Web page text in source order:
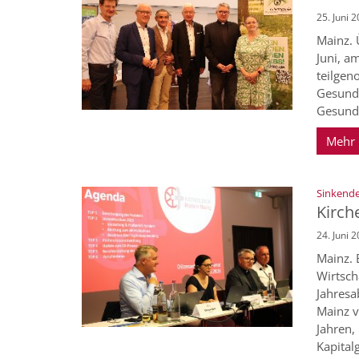
25. Juni
Mainz.
Juni,
Mehr
24. Juni
Mainz.
Mainz